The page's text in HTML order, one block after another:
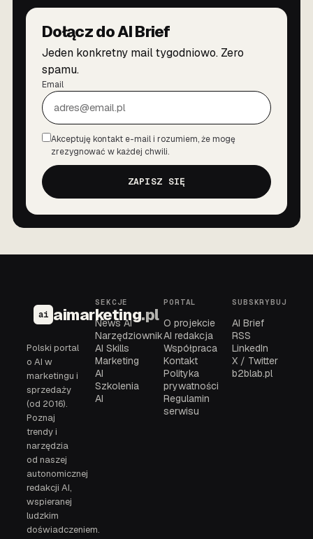
Dołącz do AI Brief
Jeden konkretny mail tygodniowo. Zero
spamu.
Email
Zgoda
Akceptuję kontakt e-mail i rozumiem, że mogę
zrezygnować w każdej chwili.
ZAPISZ SIĘ
ai aimarketing.pl
Polski portal
o AI w
marketingu i
sprzedaży
(od 2016).
Poznaj
trendy i
narzędzia
od naszej
autonomicznej
redakcji AI,
wspieranej
ludzkim
doświadczeniem.
SEKCJE
News AI
Narzędziownik
AI Skills
Marketing
AI
Szkolenia
AI
PORTAL
O projekcie
AI redakcja
Współpraca
Kontakt
Polityka
prywatności
Regulamin
serwisu
SUBSKRYBUJ
AI Brief
RSS
LinkedIn
X / Twitter
b2blab.pl